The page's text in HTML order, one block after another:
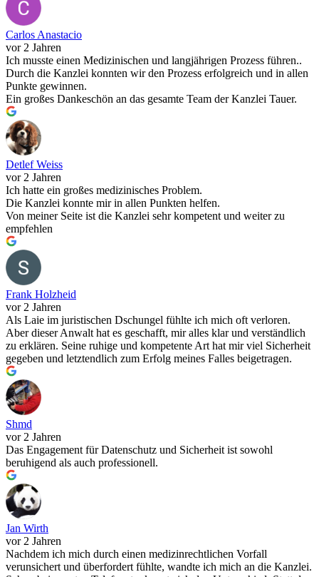
Carlos Anastacio
vor 2 Jahren
Ich musste einen Medizinischen und langjährigen Prozess führen..
Durch die Kanzlei konnten wir den Prozess erfolgreich und in allen
Punkte gewinnen.
Ein großes Dankeschön an das gesamte Team der Kanzlei Tauer.
Detlef Weiss
vor 2 Jahren
Ich hatte ein großes medizinisches Problem.
Die Kanzlei konnte mir in allen Punkten helfen.
Von meiner Seite ist die Kanzlei sehr kompetent und weiter zu
empfehlen
Frank Holzheid
vor 2 Jahren
Als Laie im juristischen Dschungel fühlte ich mich oft verloren.
Aber dieser Anwalt hat es geschafft, mir alles klar und verständlich
zu erklären. Seine ruhige und kompetente Art hat mir viel Sicherheit
gegeben und letztendlich zum Erfolg meines Falles beigetragen.
Shmd
vor 2 Jahren
Das Engagement für Datenschutz und Sicherheit ist sowohl
beruhigend als auch professionell.
Jan Wirth
vor 2 Jahren
Nachdem ich mich durch einen medizinrechtlichen Vorfall
verunsichert und überfordert fühlte, wandte ich mich an die Kanzlei.